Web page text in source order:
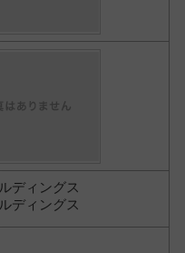
ディングス
ディングス